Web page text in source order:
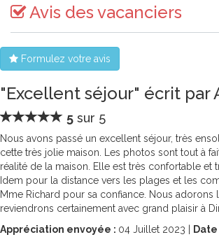
Avis des vacanciers
Formulez votre avis
"Excellent séjour" écrit par
5 sur 5
Nous avons passé un excellent séjour, très
cette très jolie maison. Les photos sont tout à
réalité de la maison. Elle est très confortable et
Idem pour la distance vers les plages et les
Mme Richard pour sa confiance. Nous adorons
reviendrons certainement avec grand plaisir à
Appréciation envoyée : 04 Juillet 2023 |